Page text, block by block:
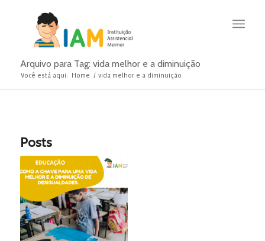
Arquivo para Tag: vida melhor e a diminuição
Você está aqui: Home / vida melhor e a diminuição
Posts